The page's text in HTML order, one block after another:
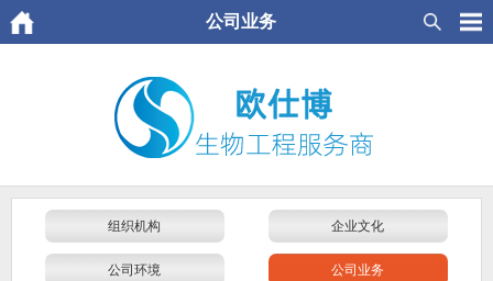
公司业务
组织机构 企业文化
公司环境 公司业务